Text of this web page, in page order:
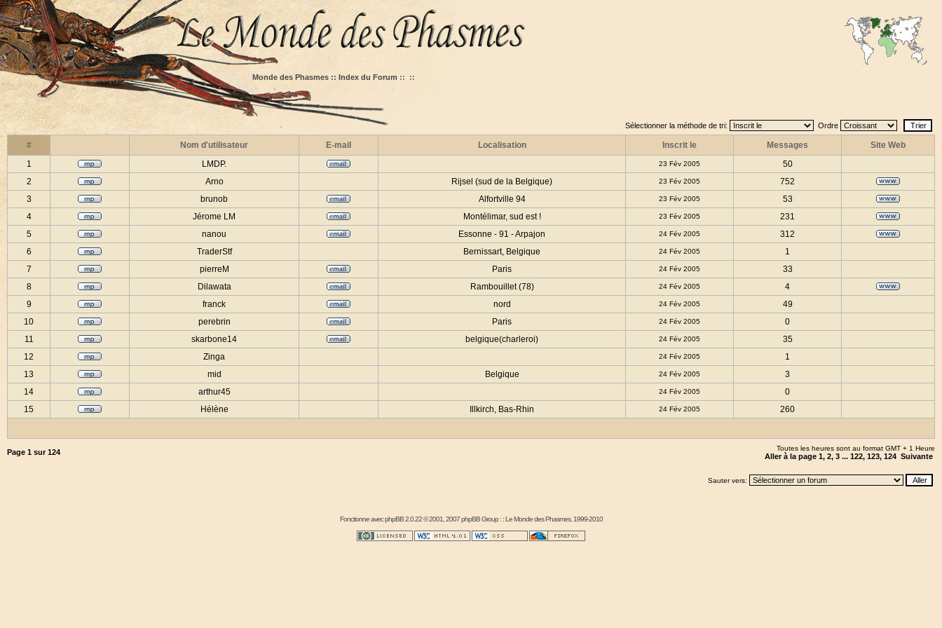
Monde des Phasmes :: Index du Forum :: ::
Sélectionner la méthode de tri: Ordre
# Nom d'utilisateur E-mail Localisation Inscrit le Messages
Site Web
1
LMDP. 23 Fév 2005
50
2
Arno Rijsel (sud de la Belgique) 23 Fév 2005
752
3
brunob Alfortville 94 23 Fév 2005
53
4
Jérome LM Montélimar, sud est ! 23 Fév 2005
231
5
nanou Essonne - 91 - Arpajon 24 Fév 2005
312
6
TraderStf Bernissart, Belgique 24 Fév 2005
1
7
pierreM Paris 24 Fév 2005
33
8
Dilawata Rambouillet (78) 24 Fév 2005
4
9
franck nord 24 Fév 2005
49
10
perebrin Paris 24 Fév 2005
0
11
skarbone14 belgique(charleroi) 24 Fév 2005
35
12
Zinga 24 Fév 2005
1
13
mid Belgique 24 Fév 2005
3
14
arthur45 24 Fév 2005
0
15
Hélène Illkirch, Bas-Rhin 24 Fév 2005 260
Page 1 sur124 Toutes les heures sont au format GMT + 1 Heure
Aller à la page 1, 2, 3 ... 122, 123, 124 Suivante
Sauter vers:
Fonctionne avecphpBB2.0.22 © 2001, 2007 phpBB Group : :Le Monde des Phasmes, 1999-2010